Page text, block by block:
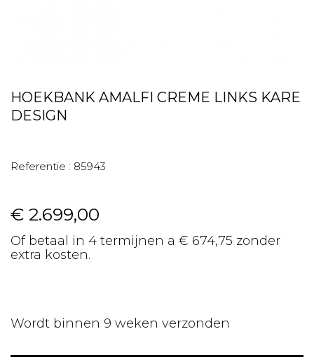
HOEKBANK AMALFI CREME LINKS KARE
DESIGN
Referentie : 85943
€ 2.699,00
Of betaal in 4 termijnen a € 674,75 zonder
extra kosten.
Wordt binnen 9 weken verzonden